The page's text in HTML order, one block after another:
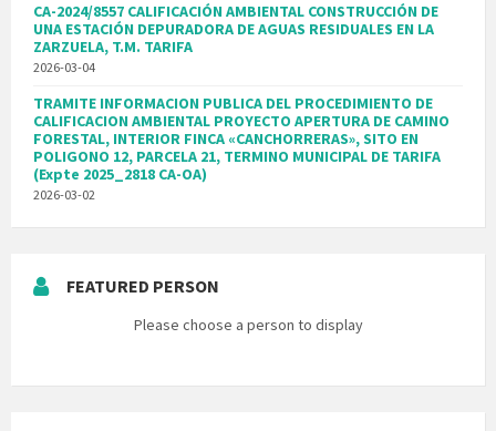
CA-2024/8557 CALIFICACIÓN AMBIENTAL CONSTRUCCIÓN DE
UNA ESTACIÓN DEPURADORA DE AGUAS RESIDUALES EN LA
ZARZUELA, T.M. TARIFA
2026-03-04
TRAMITE INFORMACION PUBLICA DEL PROCEDIMIENTO DE
CALIFICACION AMBIENTAL PROYECTO APERTURA DE CAMINO
FORESTAL, INTERIOR FINCA «CANCHORRERAS», SITO EN
POLIGONO 12, PARCELA 21, TERMINO MUNICIPAL DE TARIFA
(Expte 2025_2818 CA-OA)
2026-03-02
FEATURED PERSON
Please choose a person to display